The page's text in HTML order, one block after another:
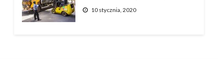
10 stycznia, 2020